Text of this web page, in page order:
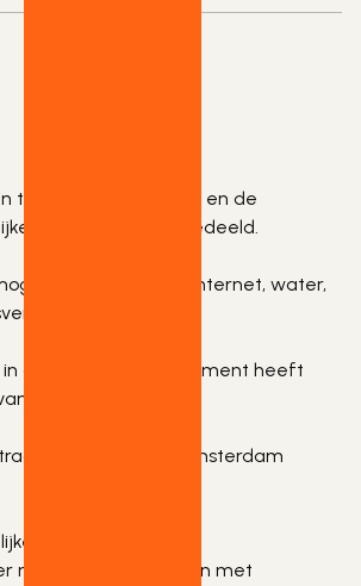
totaal 4 slaapkamers en de
ruimten worden gedeeld.
Prijzen EXCL. internet, water,
in dit gedeeld appartement heeft
8 m2.
Entreegebied, Amsterdam
ruimten:
met luxe open keuken met